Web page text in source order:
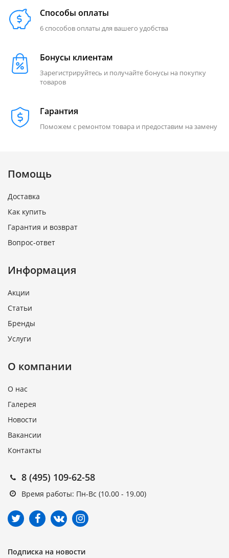
Способы оплаты
6 способов оплаты для вашего удобства
Бонусы клиентам
Зарегистрируйтесь и получайте бонусы на покупку
товаров
Гарантия
Поможем с ремонтом товара и предоставим на замену
Помощь
Доставка
Как купить
Гарантия и возврат
Вопрос-ответ
Информация
Акции
Статьи
Бренды
Услуги
О компании
О нас
Галерея
Новости
Вакансии
Контакты
8 (495) 109-62-58
Время работы: Пн-Вс (10.00 - 19.00)
Подписка на новости